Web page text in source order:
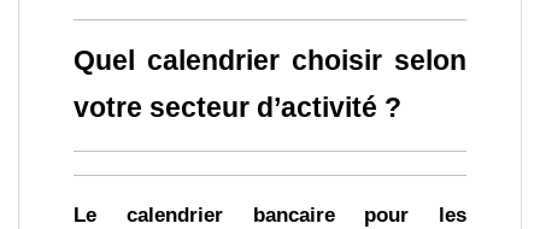
Quel calendrier choisir selon
votre secteur d’activité ?
Le calendrier bancaire pour les